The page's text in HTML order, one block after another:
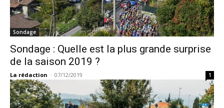
Sondage
Sondage : Quelle est la plus grande surprise
de la saison 2019 ?
La rédaction - 07/12/2019 1